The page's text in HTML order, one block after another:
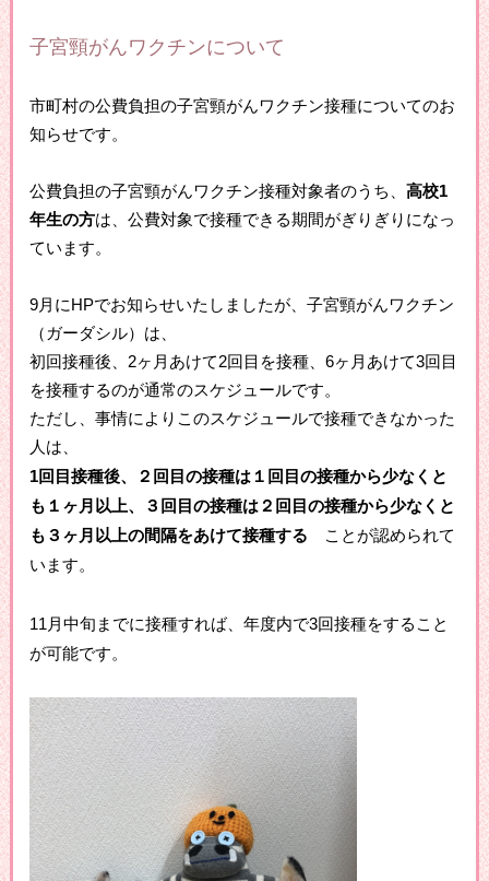
子宮頸がんワクチンについて
市町村の公費負担の子宮頸がんワクチン接種についてのお
知らせです。
公費負担の子宮頸がんワクチン接種対象者のうち、 高校1
年生の方は、公費対象で接種できる期間がぎりぎりになっ
ています。
9月にHPでお知らせいたしましたが、子宮頸がんワクチン
（ガーダシル）は、
初回接種後、2ヶ月あけて2回目を接種、6ヶ月あけて3回目
を接種するのが通常のスケジュールです。
ただし、事情によりこのスケジュールで接種できなかった
人は、
1回目接種後、２回目の接種は１回目の接種から少なくと
も１ヶ月以上、３回目の接種は２回目の接種から少なくと
も３ヶ月以上の間隔をあけて接種する
ことが認められて
います。
11月中旬までに接種すれば、年度内で3回接種をすること
が可能です。